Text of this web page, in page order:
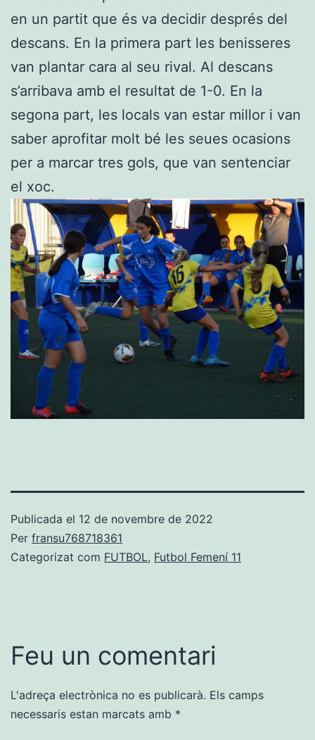
en un partit que és va decidir després del
descans. En la primera part les benisseres
van plantar cara al seu rival. Al descans
s’arribava amb el resultat de 1-0. En la
segona part, les locals van estar millor i van
saber aprofitar molt bé les seues ocasions
per a marcar tres gols, que van sentenciar
el xoc.
Publicada el 12 de novembre de 2022
Per fransu768718361
Categorizat com FUTBOL, Futbol Femení 11
Feu un comentari
L'adreça electrònica no es publicarà. Els camps
necessaris estan marcats amb *